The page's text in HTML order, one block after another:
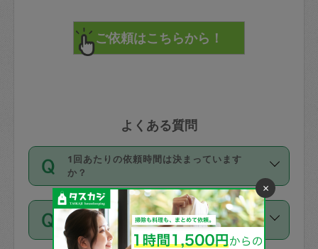
よくある質問
1回あたりの依頼時間は決まっています
か？
依頼1回につき3時間固定です。3時間を
超えて依頼したい場合は、延長機能をご
利用ください。機能をご利用いただくに
価格はどうやって決まっていますか？
×